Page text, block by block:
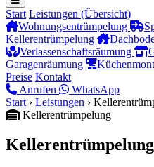
Start Leistungen (Übersicht)
Wohnungsentrümpelung
Kellerentrümpelung
Verlassenschaftsräumung
Garagenräumung
Preise Kontakt
Anrufen
WhatsApp
Start › Leistungen ›
Kellerentrümpelung